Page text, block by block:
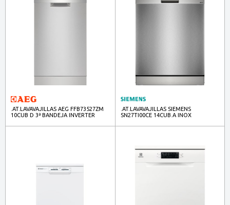
.AT.LAVAVAJILLAS AEG FFB73527ZM
10CUB D 3ª BANDEJA INVERTER
.AT.LAVAVAJILLAS SIEMENS
SN27TI00CE 14CUB.A INOX